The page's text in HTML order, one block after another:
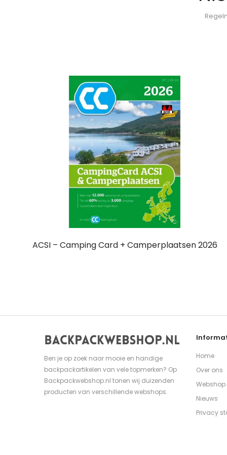
ACSI – Camping Card + Camperplaatsen 2026
Ben je op zoek naar mooie en handige
backpackartikelen van vele topmerken? Op
Backpackwebshop.nl tonen wij duizenden
producten van verschillende webshops.
Home
Over ons
Webshop
Nieuws
Privacy